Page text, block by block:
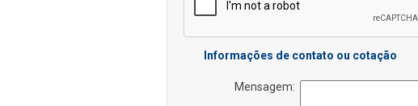
Informações de contato ou cotação
Mensagem: